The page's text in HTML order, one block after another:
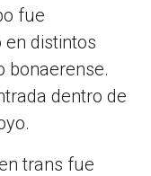
fue
distintos
bonaerense.
dentro de
trans fue